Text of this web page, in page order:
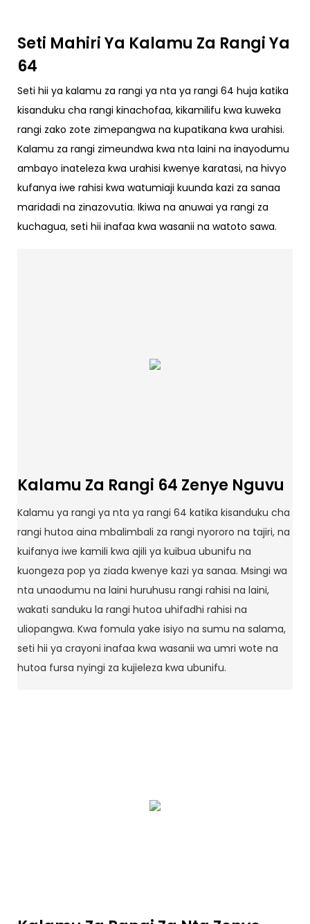
Seti Mahiri Ya Kalamu Za Rangi Ya
64
Seti hii ya kalamu za rangi ya nta ya rangi 64 huja katika
kisanduku cha rangi kinachofaa, kikamilifu kwa kuweka
rangi zako zote zimepangwa na kupatikana kwa urahisi.
Kalamu za rangi zimeundwa kwa nta laini na inayodumu
ambayo inateleza kwa urahisi kwenye karatasi, na hivyo
kufanya iwe rahisi kwa watumiaji kuunda kazi za sanaa
maridadi na zinazovutia. Ikiwa na anuwai ya rangi za
kuchagua, seti hii inafaa kwa wasanii na watoto sawa.
Kalamu Za Rangi 64 Zenye Nguvu
Kalamu ya rangi ya nta ya rangi 64 katika kisanduku cha
rangi hutoa aina mbalimbali za rangi nyororo na tajiri, na
kuifanya iwe kamili kwa ajili ya kuibua ubunifu na
kuongeza pop ya ziada kwenye kazi ya sanaa. Msingi wa
nta unaodumu na laini huruhusu rangi rahisi na laini,
wakati sanduku la rangi hutoa uhifadhi rahisi na
uliopangwa. Kwa fomula yake isiyo na sumu na salama,
seti hii ya crayoni inafaa kwa wasanii wa umri wote na
hutoa fursa nyingi za kujieleza kwa ubunifu.